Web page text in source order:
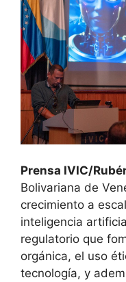
Prensa IVIC/
Bolivariana de
crecimiento a
inteligencia
regulatorio que
orgánica, el uso
tecnología, y